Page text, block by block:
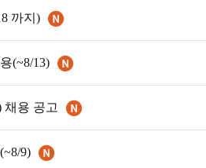
까지)
(~8/13)
채용 공고
9)